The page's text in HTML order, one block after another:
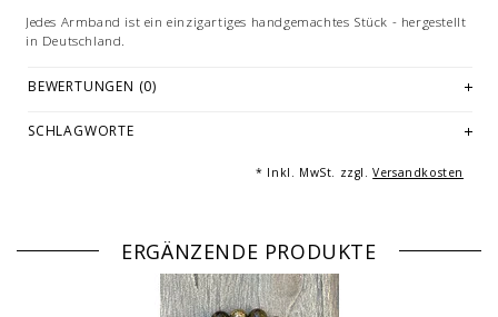
Jedes Armband ist ein einzigartiges handgemachtes Stück - hergestellt
in Deutschland.
Edelsteine sind Naturprodukte, weshalb geringfügige Unterschiede in
Größe, Farbe und Beschaffenheit auftreten können. Diese natürlichen
BEWERTUNGEN (0)
SCHLAGWORTE
* Inkl. MwSt. zzgl.Versandkosten
ERGÄNZENDE PRODUKTE